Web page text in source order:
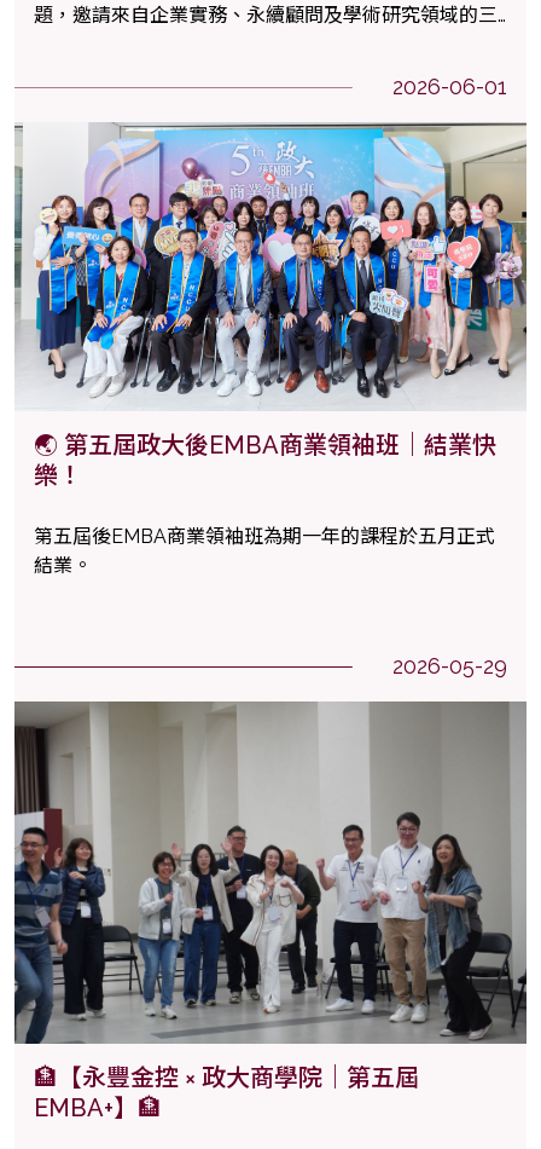
題，邀請來自企業實務、永續顧問及學術研究領域的三
2026-06-01
🌏 第五屆政大後EMBA商業領袖班｜結業快
樂！
第五屆後EMBA商業領袖班為期一年的課程於五月正式
結業。
2026-05-29
🏦【永豐金控 × 政大商學院｜第五屆
EMBA+】🏦